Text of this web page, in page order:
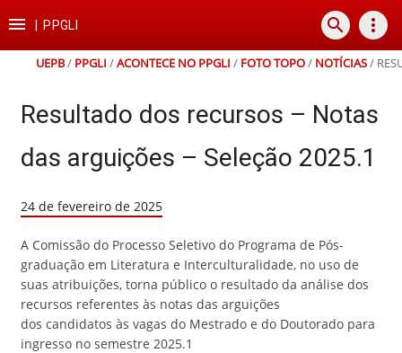
para
conteúdo
para
para
para
rodapé
 PPGLI search more_vert
UEPB/ PPGLI /ACONTECE NO PPGLI / FOTO TOPO/ NOTÍCIAS/
Resultado dos recursos – Notas
das arguições – Seleção 2025.1
24 de fevereiro de 2025
A Comissão do Processo Seletivo do Programa de Pós-
graduação em Literatura e Interculturalidade, no uso de
suas atribuições, torna público o resultado da análise dos
recursos referentes às notas das arguições
dos candidatos às vagas do Mestrado e do Doutorado para
ingresso no semestre 2025.1